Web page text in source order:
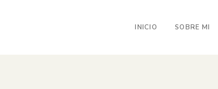
INICIO SOBRE MI